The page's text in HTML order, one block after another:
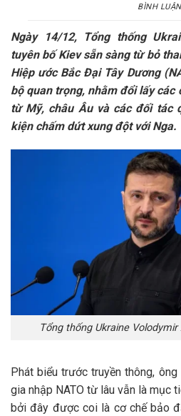
BÌNH LUẬN
Ngày 14/12, Tổng thống
tuyên bố Kiev sẵn sàng từ bỏ
Hiệp ước Bắc Đại Tây Dương
bộ quan trọng, nhằm đổi lấy
từ Mỹ, châu Âu và các đối tác
kiện chấm dứt xung đột với Nga.
Tổng thống Ukraine
Phát biểu trước truyền thông,
gia nhập NATO từ lâu vẫn là mục
bởi đây được coi là cơ chế bảo